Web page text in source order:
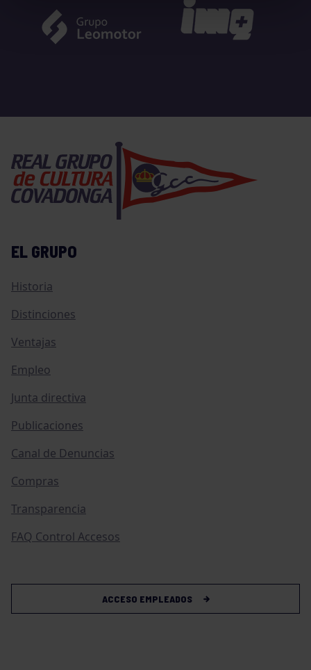
EL GRUPO
Historia
Distinciones
Ventajas
Empleo
Junta directiva
Publicaciones
Canal de Denuncias
Compras
Transparencia
FAQ Control Accesos
ACCESO EMPLEADOS